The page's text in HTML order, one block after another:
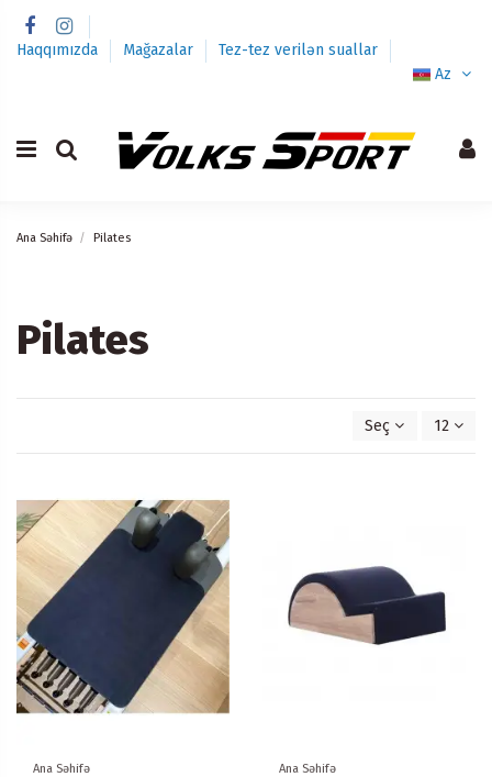
Haqqımızda Mağazalar
Tez-tez verilən suallar
Az
Ana Səhifə Pilates
Pilates
Seç 12
Ana Səhifə Ana Səhifə